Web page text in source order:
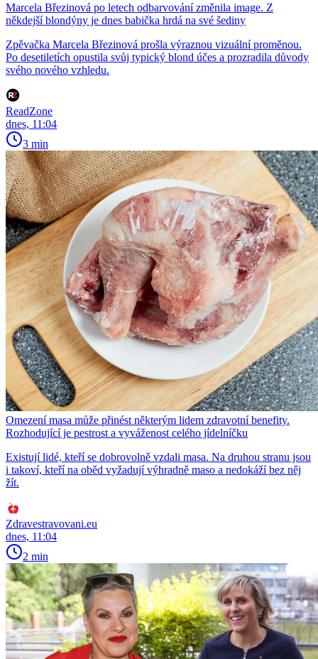
Marcela Březinová po letech odbarvování změnila image. Z
někdejší blondýny je dnes babička hrdá na své šediny
Zpěvačka Marcela Březinová prošla výraznou vizuální proměnou.
Po desetiletích opustila svůj typický blond účes a prozradila důvody
svého nového vzhledu.
ReadZone
dnes, 11:04
3 min
Omezení masa může přinést některým lidem zdravotní benefity.
Rozhodující je pestrost a vyváženost celého jídelníčku
Existují lidé, kteří se dobrovolně vzdali masa. Na druhou stranu jsou
i takoví, kteří na oběd vyžadují výhradně maso a nedokáží bez něj
žít.
Zdravestravovani.eu
dnes, 11:04
2 min